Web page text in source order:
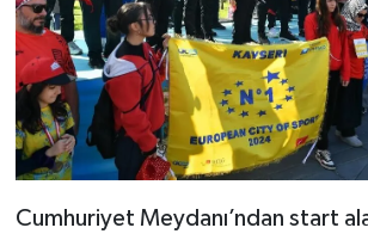
Cumhuriyet Meydanı’ndan start